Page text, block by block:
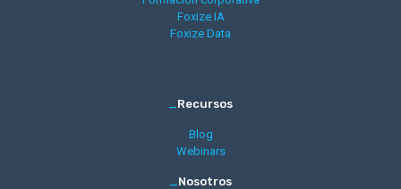
Foxize IA
Foxize Data
_Recursos
Blog
Webinars
_Nosotros